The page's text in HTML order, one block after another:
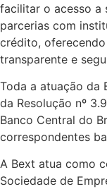
facilitar o acesso a
parcerias com
crédito,
transparente e
Toda a atuação da
da Resolução nº
Banco Central do
correspondentes
A Bext atua como
Sociedade de